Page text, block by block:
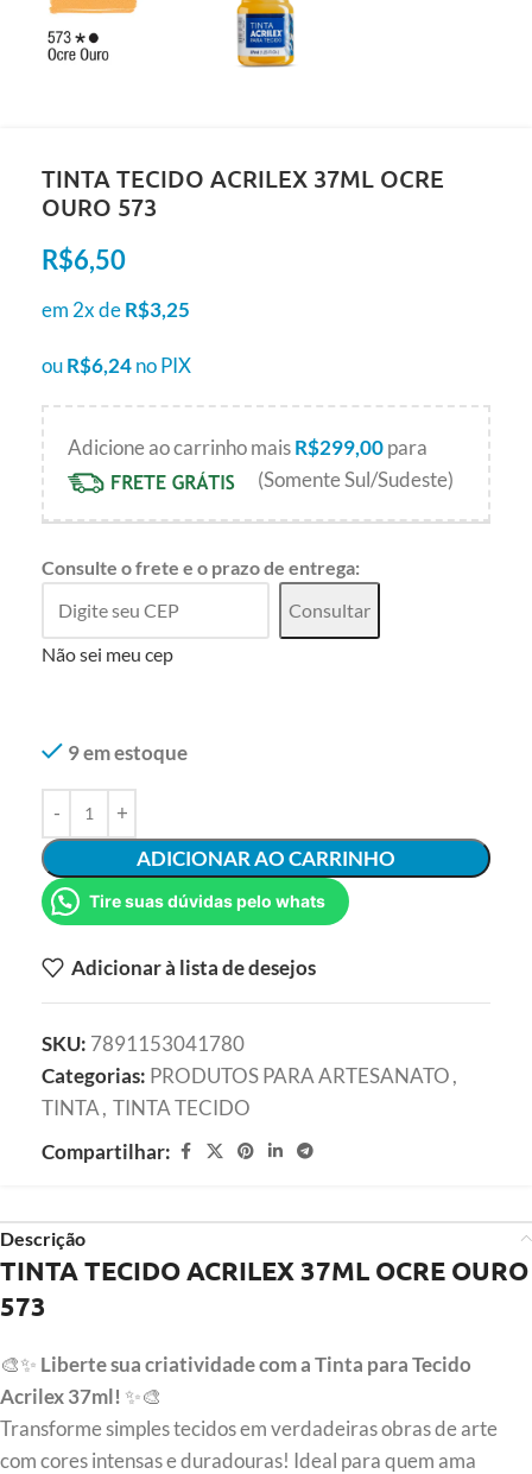
TINTA TECIDO ACRILEX 37ML OCRE
OURO 573
R$6,50
em 2x deR$3,25
ouR$6,24no PIX
Adicione ao carrinho maisR$299,00para
(Somente Sul/Sudeste)
Consulte o frete e o prazo de entrega:
Consultar
Não sei meu cep
9 em estoque
ADICIONAR AO CARRINHO
Tire suas dúvidas pelo whats
Adicionar à lista de desejos
SKU: 7891153041780
Categorias: PRODUTOS PARA ARTESANATO,
TINTA, TINTA TECIDO
Compartilhar:
Descrição
TINTA TECIDO ACRILEX 37ML OCRE OURO
573
🎨✨ Liberte sua criatividade com a Tinta para Tecido
Acrilex 37ml! ✨🎨
Transforme simples tecidos em verdadeiras obras de arte
com cores intensas e duradouras! Ideal para quem ama